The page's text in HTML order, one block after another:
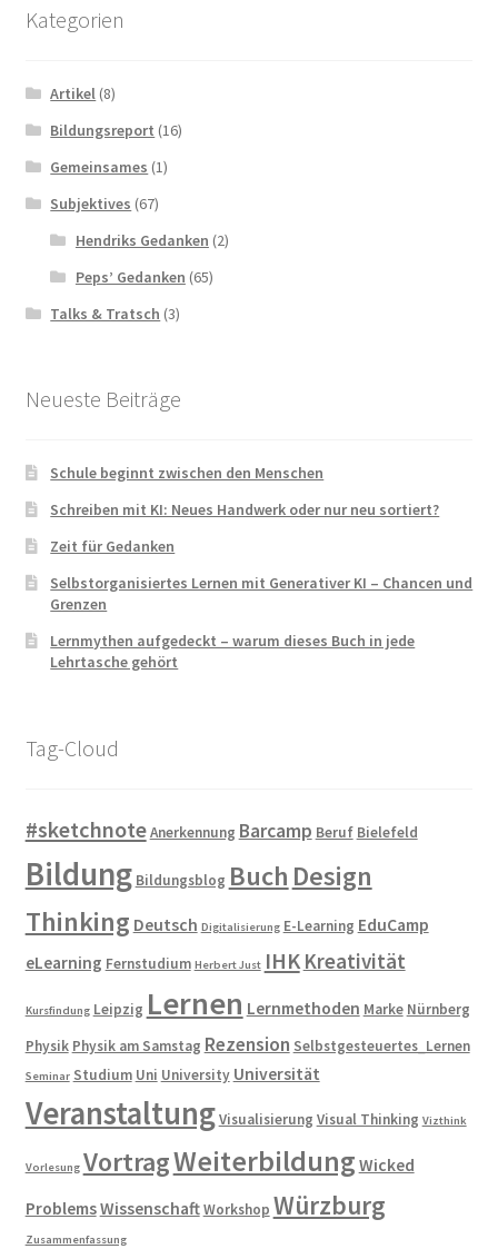
Kategorien
Artikel (8)
Bildungsreport (16)
Gemeinsames (1)
Subjektives (67)
Hendriks Gedanken (2)
Peps’ Gedanken (65)
Talks & Tratsch (3)
Neueste Beiträge
Schule beginnt zwischen den Menschen
Schreiben mit KI: Neues Handwerk oder nur neu sortiert?
Zeit für Gedanken
Selbstorganisiertes Lernen mit Generativer KI – Chancen und
Grenzen
Lernmythen aufgedeckt – warum dieses Buch in jede
Lehrtasche gehört
Tag-Cloud
#sketchnoteAnerkennung Barcamp Beruf Bielefeld
Bildung Bildungsblog Buch Design
Thinking Deutsch Digitalisierung E-Learning EduCamp
eLearning Fernstudium Herbert Just IHK Kreativität
Kursfindung Leipzig Lernen Lernmethoden Marke Nürnberg
Physik Physik am Samstag Rezension Selbstgesteuertes_Lernen
Seminar Studium Uni University Universität
VeranstaltungVisualisierung Visual Thinking Vizthink
Vorlesung VortragWeiterbildung Wicked
ProblemsWissenschaftWorkshop Würzburg
Zusammenfassung